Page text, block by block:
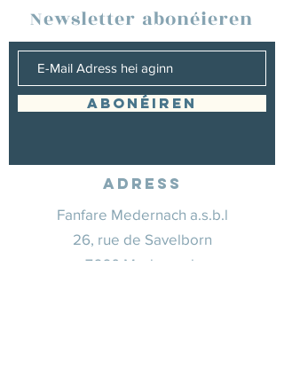
Newsletter abonéieren
Abonéiren
Adress
Fanfare Medernach a.s.b.l
26, rue de Savelborn
7660 Medernach